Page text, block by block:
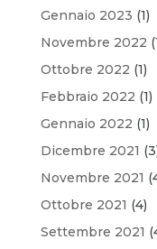
Gennaio 2023 (1)
Novembre 2022
Ottobre 2022 (1)
Febbraio 2022 (1)
Gennaio 2022 (1)
Dicembre 2021
Novembre 2021
Ottobre 2021 (4)
Settembre 2021